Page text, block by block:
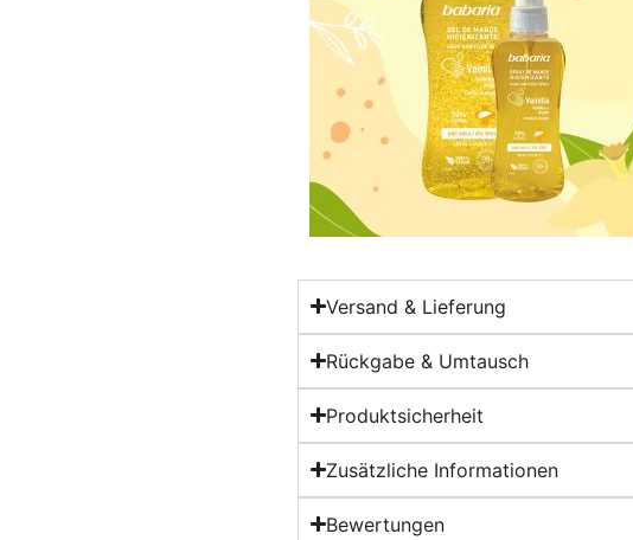
Versand & Lieferung
Rückgabe & Umtausch
Produktsicherheit
Zusätzliche Informationen
Bewertungen